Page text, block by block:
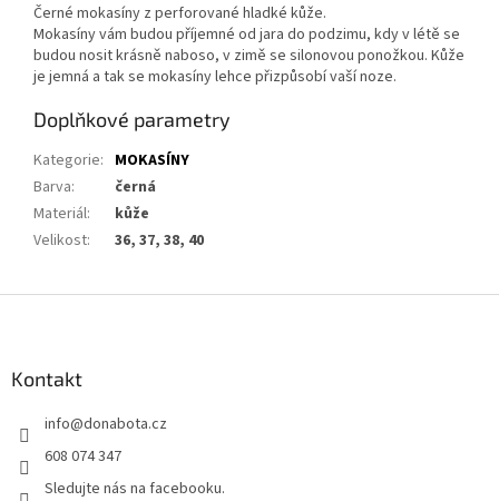
Černé mokasíny z perforované hladké kůže.
Mokasíny vám budou příjemné od jara do podzimu, kdy v létě se
budou nosit krásně naboso, v zimě se silonovou ponožkou. Kůže
je jemná a tak se mokasíny lehce přizpůsobí vaší noze.
Doplňkové parametry
Kategorie: MOKASÍNY
Barva:
černá
Materiál:
kůže
Velikost: 36, 37, 38, 40
Kontakt
info@donabota.cz
608 074 347
Sledujte nás na facebooku.